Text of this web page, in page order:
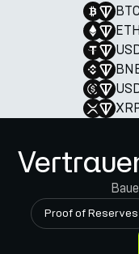
BTC
ETH
Proof of Reserves